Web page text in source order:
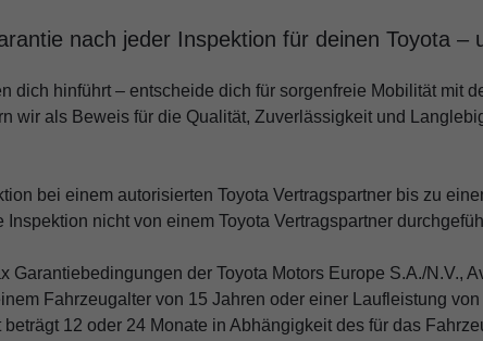
nach jeder Inspektion für deinen Toyota
dich hinführt – entscheide dich für sorgenfreie Mobilität mit
wir als Beweis für die Qualität, Zuverlässigkeit und
bei einem autorisierten Toyota Vertragspartner bis zu
Inspektion nicht von einem Toyota Vertragspartner
Garantiebedingungen der Toyota Motors Europe S.A./
Fahrzeugalter von 15 Jahren oder einer Laufleistung
beträgt 12 oder 24 Monate in Abhängigkeit des für das